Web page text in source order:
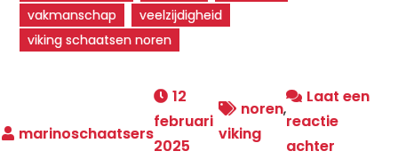
vakmanschap
veelzijdigheid
viking schaatsen noren
12
februari
2025
noren,
viking
Laat een
reactie
achter